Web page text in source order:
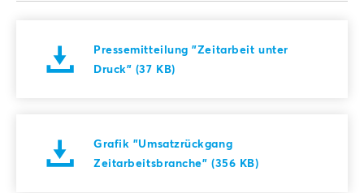
Pressemitteilung "Zeitarbeit unter
Druck" (37 KB)
Grafik "Umsatzrückgang
Zeitarbeitsbranche" (356 KB)